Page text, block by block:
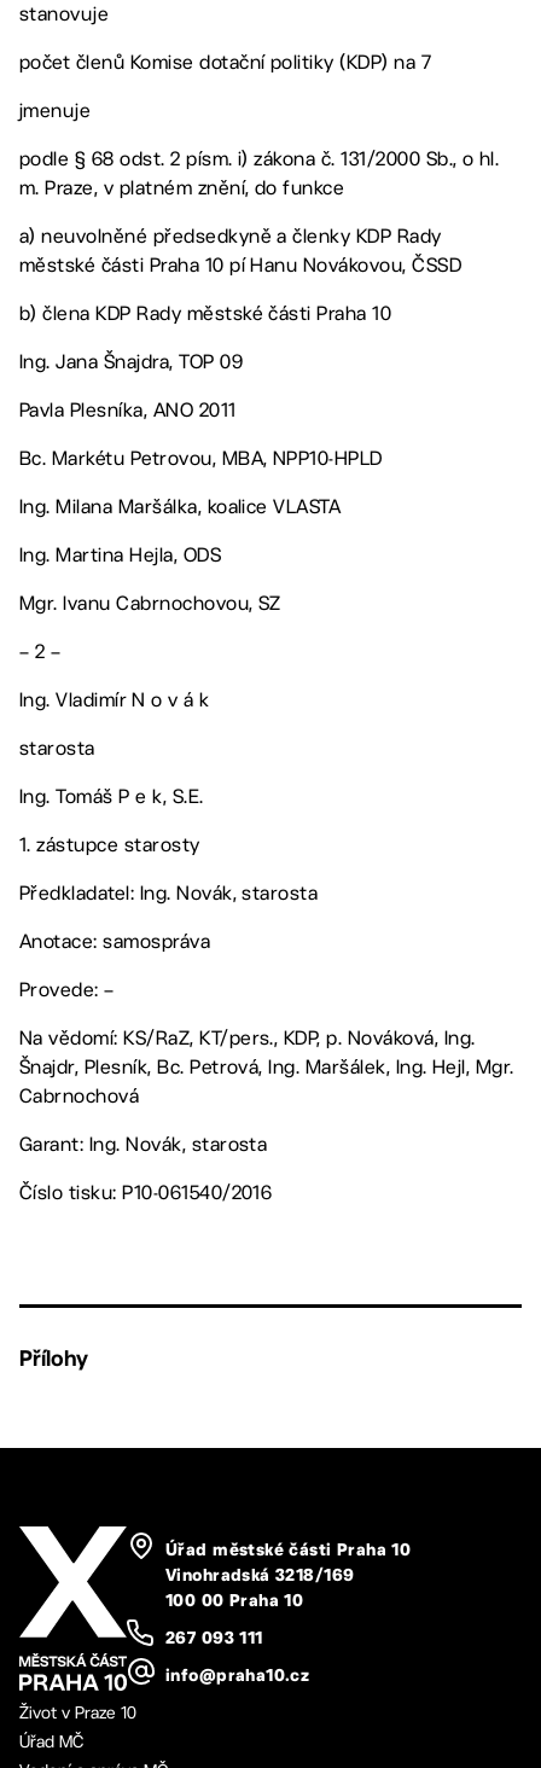
stanovuje
počet členů Komise dotační politiky (KDP) na 7
jmenuje
podle § 68 odst. 2 písm. i) zákona č. 131/2000 Sb., o hl.
m. Praze, v platném znění, do funkce
a) neuvolněné předsedkyně a členky KDP Rady
městské části Praha 10 pí Hanu Novákovou, ČSSD
b) člena KDP Rady městské části Praha 10
Ing. Jana Šnajdra, TOP 09
Pavla Plesníka, ANO 2011
Bc. Markétu Petrovou, MBA, NPP10-HPLD
Ing. Milana Maršálka, koalice VLASTA
Ing. Martina Hejla, ODS
Mgr. Ivanu Cabrnochovou, SZ
– 2 –
Ing. Vladimír N o v á k
starosta
Ing. Tomáš P e k, S.E.
1. zástupce starosty
Předkladatel: Ing. Novák, starosta
Anotace: samospráva
Provede: –
Na vědomí: KS/RaZ, KT/pers., KDP, p. Nováková, Ing.
Šnajdr, Plesník, Bc. Petrová, Ing. Maršálek, Ing. Hejl, Mgr.
Cabrnochová
Garant: Ing. Novák, starosta
Číslo tisku: P10-061540/2016
Přílohy
Úřad městské části Praha 10
Vinohradská 3218/169
100 00 Praha 10
267 093 111
info@praha10.cz
Život v Praze 10
Úřad MČ